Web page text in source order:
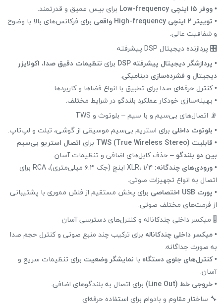
•ووفر ۱۵ اینچی Low-frequency
برای بیس عمیق و قدرتمند.
• توییتر ۲ اینچی High-frequency واقعی
برای فرکانس‌های بالا با وضوح
و شفافیت عالی.
🎛 پردازنده دیجیتال DSP پیشرفته
• پردازشگر دیجیتال پیشرفته DSP برای تنظیمات دقیق صدا، اکولایزر
دیجیتال و فشرده‌سازی دینامیکی.
• کنترل حرفه‌ای صدا برای تطبیق با انواع فضاها و کاربردها.
• بهینه‌سازی خودکار عملکرد بلندگو در شرایط مختلف.
📡 اتصال‌های بی‌سیم و با سیم – بلوتوث و TWS
• بلوتوث داخلی برای استریم بی‌سیم موسیقی از گوشی، تبلت و لپ‌تاپ.
• قابلیت TWS (True Wireless Stereo) برای اتصال استریو بی‌سیم
بین دو بلندگو – حذف کابل‌های اضافی و تنظیمات آسان.
•ورودی‌های چندگانه:
XLR، ۱/۴ اینچ (جک ۶.۳ میلی‌متری)، RCA برای
اتصال به انواع تجهیزات صوتی.
• پورت USB اختصاصی
برای پخش مستقیم از فلش مموری با پشتیبانی
از فرمت‌های مختلف صوتی.
🎚 میکسر داخلی چندکاناله و کنترل‌های دسترسی آسان
•میکسر داخلی چندکاناله برای ترکیب چند منبع صوتی و کنترل حجم صدا
به صورت جداگانه.
•کنترل‌های جلوی دستگاه با نمایشگر وضعیت برای تنظیمات سریع و
آسان.
•خروجی خط (Line Out)
برای اتصال به بلندگوهای اضافی.
🔧 ساختار مقاوم و بادوام برای استفاده حرفه‌ای